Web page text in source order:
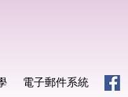
電子郵件系統